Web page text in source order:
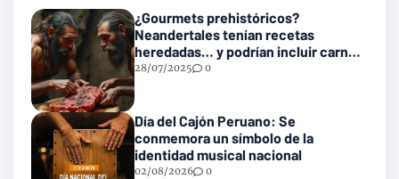
¿Gourmets prehistóricos?
Neandertales tenían recetas
heredadas… y podrían incluir carne
con gusanos
28/07/2025 0
Día del Cajón Peruano: Se
conmemora un símbolo de la
identidad musical nacional
02/08/2026 0